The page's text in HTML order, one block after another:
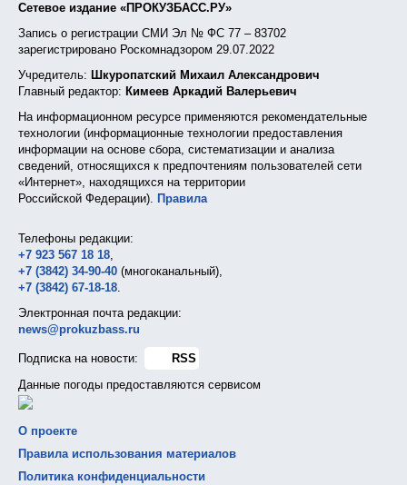
Сетевое издание «ПРОКУЗБАСС.РУ»
Запись о регистрации СМИ Эл № ФС 77 – 83702
зарегистрировано Роскомнадзором 29.07.2022
Учредитель: Шкуропатский Михаил Александрович
Главный редактор: Кимеев Аркадий Валерьевич
На информационном ресурсе применяются рекомендательные
технологии (информационные технологии предоставления
информации на основе сбора, систематизации и анализа
сведений, относящихся к предпочтениям пользователей сети
«Интернет», находящихся на территории
Российской Федерации). Правила
Телефоны редакции:
+7 923 567 18 18,
+7 (3842) 34-90-40 (многоканальный),
+7 (3842) 67-18-18.
Электронная почта редакции:
news@prokuzbass.ru
Подписка на новости:
RSS
Данные погоды предоставляются сервисом
О проекте
Правила использования материалов
Политика конфиденциальности